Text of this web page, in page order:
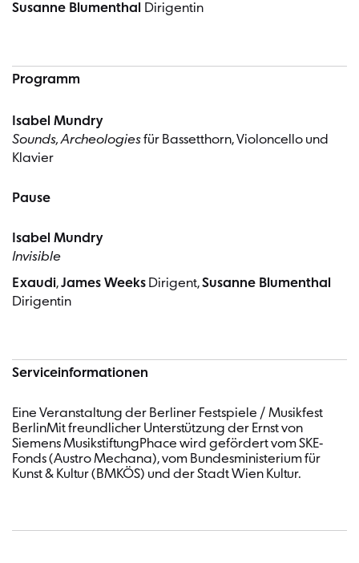
Susanne Blumenthal Dirigentin
Programm
Isabel Mundry
Sounds, Archeologiesfür Bassetthorn, Violoncello und
Klavier
Pause
Isabel Mundry
Invisible
Exaudi,James Weeks Dirigent,Susanne Blumenthal
Dirigentin
Serviceinformationen
Eine Veranstaltung der Berliner Festspiele / Musikfest
BerlinMit freundlicher Unterstützung der Ernst von
Siemens MusikstiftungPhace wird gefördert vom SKE-
Fonds (Austro Mechana), vom Bundesministerium für
Kunst & Kultur (BMKÖS) und der Stadt Wien Kultur.